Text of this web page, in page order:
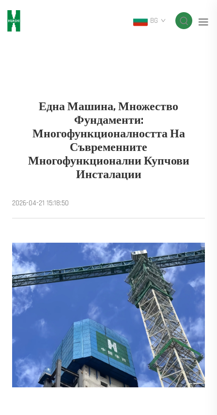
BG
Една Машина, Множество
Фундаменти:
Многофункционалността На
Съвременните
Многофункционални Купчови
Инсталации
2026-04-21 15:18:50